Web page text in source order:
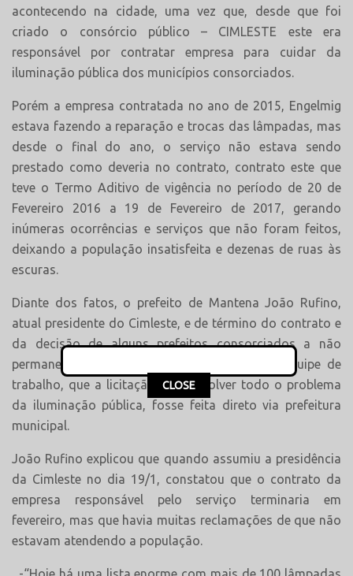
acontecendo na cidade, uma vez que, desde que foi
criado o consórcio público – CIMLESTE este era
responsável por contratar empresa para cuidar da
iluminação pública dos municípios consorciados.
Porém a empresa contratada no ano de 2015, Engelmig
estava fazendo a reparação e trocas das lâmpadas, mas
desde o final do ano, o serviço não estava sendo
prestado como deveria no contrato, contrato este que
teve o Termo Aditivo de vigência no período de 20 de
Fevereiro 2016 a 19 de Fevereiro de 2017, gerando
inúmeras ocorrências e serviços que não foram feitos,
deixando a população insatisfeita e dezenas de ruas às
escuras.
Diante dos fatos, o prefeito de Mantena João Rufino,
atual presidente do Cimleste, e de término do contrato e
da decisão de alguns prefeitos consorciados a não
permanecerem associados, decidiu com sua equipe de
trabalho, que a licitação para resolver todo o problema
da iluminação pública, fosse feita direto via prefeitura
municipal.
João Rufino explicou que quando assumiu a presidência
da Cimleste no dia 19/1, constatou que o contrato da
empresa responsável pelo serviço terminaria em
fevereiro, mas que havia muitas reclamações de que não
estavam atendendo a população.
This popup will close in:15
CLOSE